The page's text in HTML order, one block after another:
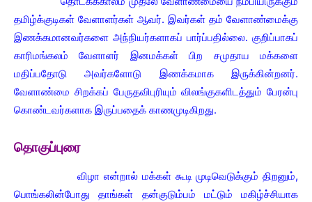
தமிழ்க்குடிகள் வேளாளர்கள் ஆவர். இவர்கள் தம் வேளாண்மைக்கு
இணக்கமானவர்களை அந்நியர்களாகப் பார்ப்பதில்லை. குறிப்பாகப்
காரிமங்கலம் வேளாளர் இனமக்கள் பிற சமுதாய மக்களை
மதிப்பதோடு அவர்களோடு இணக்கமாக இருக்கின்றனர்.
வேளாண்மை சிறக்கப் பேருதவிபுரியும் விலங்குகளிடத்தும் பேரன்பு
கொண்டவர்களாக இருப்பதைக் காணமுடிகிறது.
தொகுப்புரை
விழா என்றால் மக்கள் கூடி முடிவெடுக்கும் திறனும்,
பொங்கலின்போது தாங்கள் தன்குடும்பம் மட்டும் மகிழ்ச்சியாக